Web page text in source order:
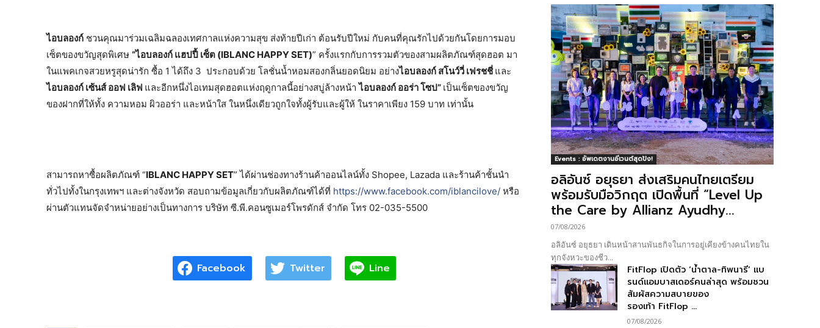
ไอบลองก์ ชวนคุณมาร่วมเฉลิมฉลองเทศกาลแห่งความสุข ส่งท้ายปีเก่า ต้อนรับปีใหม่ กับคนที่คุณรักไปด้วยกันโดยการมอบ
เซ็ตของขวัญสุดพิเศษ “ไอบลองก์ แฮปปี้ เซ็ต (IBLANC HAPPY SET)” ครั้งแรกกับการรวมตัวของสามผลิตภัณฑ์สุดฮอต มา
ในแพคเกจสวยหรูสุดน่ารัก ซื้อ 1 ได้ถึง 3 ประกอบด้วย โลชั่นน้ำหอมสองกลิ่นยอดนิยม อย่างไอบลองก์ สโนว์วี่ เฟรชชี่และ
ไอบลองก์ เซ้นส์ ออฟ เลิฟ และอีกหนึ่งไอเทมสุดฮอตแห่งฤดูกาลนี้อย่างสบู่ล้างหน้าไอบลองก์ ออร่า โซป” เป็นเซ็ตของขวัญ
ของฝากที่ให้ทั้ง ความหอม ผิวออร่า และหน้าใส ในหนึ่งเดียวถูกใจทั้งผู้รับและผู้ให้ ในราคาเพียง 159 บาท เท่านั้น
สามารถหาซื้อผลิตภัณฑ์ “IBLANC HAPPY SET” ได้ผ่านช่องทางร้านค้าออนไลน์ทั้ง Shopee, Lazada และร้านค้าชั้นนำ
ทั่วไปทั้งในกรุงเทพฯ และต่างจังหวัด สอบถามข้อมูลเกี่ยวกับผลิตภัณฑ์ได้ที่ https://www.facebook.com/iblancilove/ หรือ
ผ่านตัวแทนจัดจำหน่ายอย่างเป็นทางการ บริษัท ซี.พี.คอนซูเมอร์โพรดักส์ จำกัด โทร 02-035-5500
Facebook Twitter Line
Events : อัพเดตงานอีเวนต์สุดปัง!
อลิอันซ์ อยุธยา ส่งเสริมคนไทยเตรียม
พร้อมรับมือวิกฤต เปิดพื้นที่ “Level Up
the Care by Allianz Ayudhy...
07/08/2026
อลิอันซ์ อยุธยา เดินหน้าสานพันธกิจในการอยู่เคียงข้างคนไทยใน
ทุกจังหวะของชีว...
FitFlop เปิดตัว ‘น้ำตาล-ทิพนารี’ แบ
รนด์แอมบาสเดอร์คนล่าสุด พร้อมชวน
สัมผัสความสบายของ
รองเท้า FitFlop ...
07/08/2026